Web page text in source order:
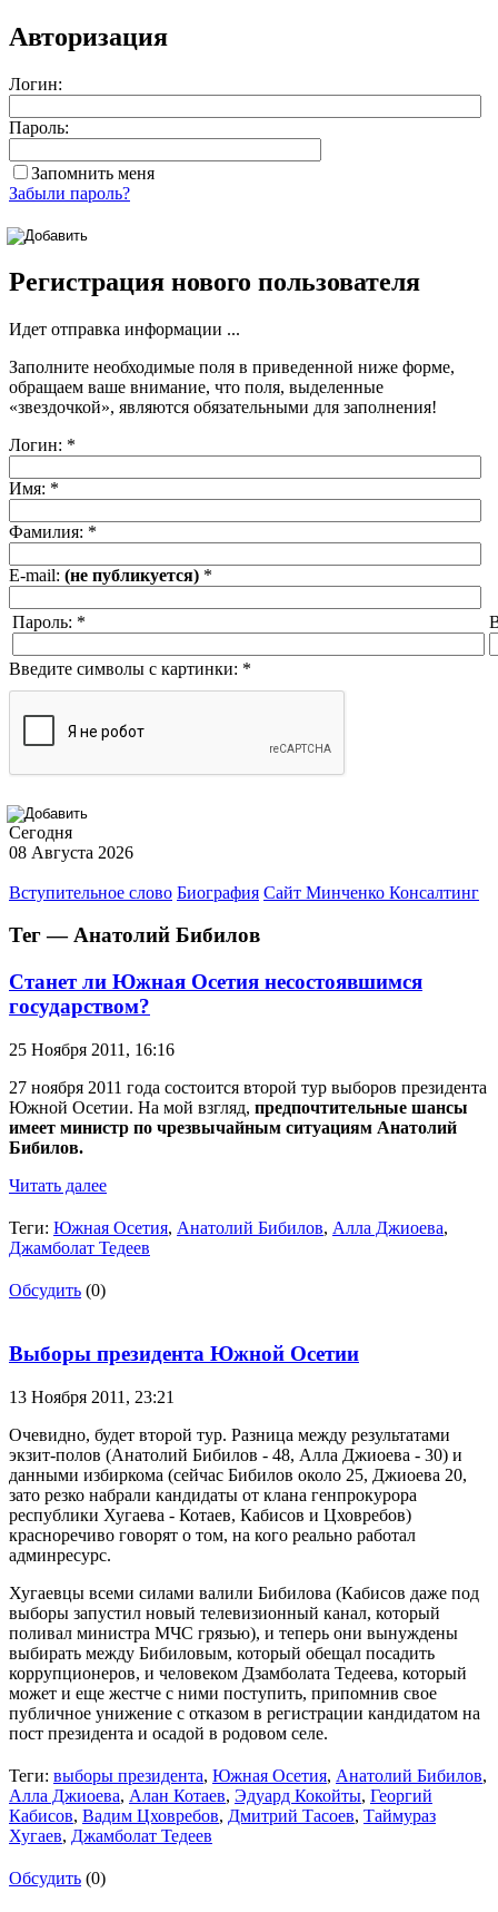
Авторизация
Логин:
Пароль:
Запомнить меня
Забыли пароль?
Регистрация нового пользователя
Идет отправка информации ...
Заполните необходимые поля в приведенной ниже форме,
обращаем ваше внимание, что поля, выделенные
«звездочкой», являются обязательными для заполнения!
Логин: *
Имя: *
Фамилия: *
E-mail: (не публикуется) *
Пароль: *
Введите символы с картинки: *
Сегодня
08 Августа 2026
Вступительное слово Биография Сайт Минченко Консалтинг
Тег — Анатолий Бибилов
Станет ли Южная Осетия несостоявшимся
государством?
25 Ноября 2011, 16:16
27 ноября 2011 года состоится второй тур выборов президента
Южной Осетии. На мой взгляд, предпочтительные шансы
имеет министр по чрезвычайным ситуациям Анатолий
Бибилов.
Читать далее
Теги: Южная Осетия, Анатолий Бибилов, Алла Джиоева,
Джамболат Тедеев
Обсудить (0)
Выборы президента Южной Осетии
13 Ноября 2011, 23:21
Очевидно, будет второй тур. Разница между результатами
экзит-полов (Анатолий Бибилов - 48, Алла Джиоева - 30) и
данными избиркома (сейчас Бибилов около 25, Джиоева 20,
зато резко набрали кандидаты от клана генпрокурора
республики Хугаева - Котаев, Кабисов и Цховребов)
красноречиво говорят о том, на кого реально работал
админресурс.
Хугаевцы всеми силами валили Бибилова (Кабисов даже под
выборы запустил новый телевизионный канал, который
поливал министра МЧС грязью), и теперь они вынуждены
выбирать между Бибиловым, который обещал посадить
коррупционеров, и человеком Дзамболата Тедеева, который
может и еще жестче с ними поступить, припомнив свое
публичное унижение с отказом в регистрации кандидатом на
пост президента и осадой в родовом селе.
Теги: выборы президента, Южная Осетия, Анатолий Бибилов,
Алла Джиоева, Алан Котаев, Эдуард Кокойты, Георгий
Кабисов, Вадим Цховребов, Дмитрий Тасоев, Таймураз
Хугаев, Джамболат Тедеев
Обсудить (0)